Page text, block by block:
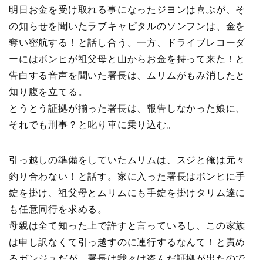
明日お金を受け取れる事になったジヨンは喜ぶが、そ
の知らせを聞いたラブキャピタルのソンフンは、金を
奪い密航する！と話し合う。一方、ドライブレコーダ
ーにはボンヒが祖父母と山からお金を持って来た！と
告白する音声を聞いた署長は、ムリムがもみ消したと
知り腹を立てる。
とうとう証拠が揃った署長は、報告しなかった娘に、
それでも刑事？と叱り車に乗り込む。
引っ越しの準備をしていたムリムは、スジと俺は元々
釣り合わない！と話す。家に入った署長はボンヒに手
錠を掛け、祖父母とムリムにも手錠を掛けタリム達に
も任意同行を求める。
母親は全て知った上で許すと言っているし、この家族
は申し訳なくて引っ越すのに連行するなんて！と責め